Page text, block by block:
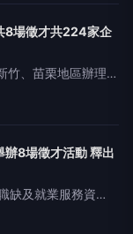
業、投身職場的重
場徵才共224家企
竹、苗栗地區辦理8
民眾踴躍參與。
學業、投身職場的
8場徵才活動 釋出
缺及就業服務資
職者與企業面對面